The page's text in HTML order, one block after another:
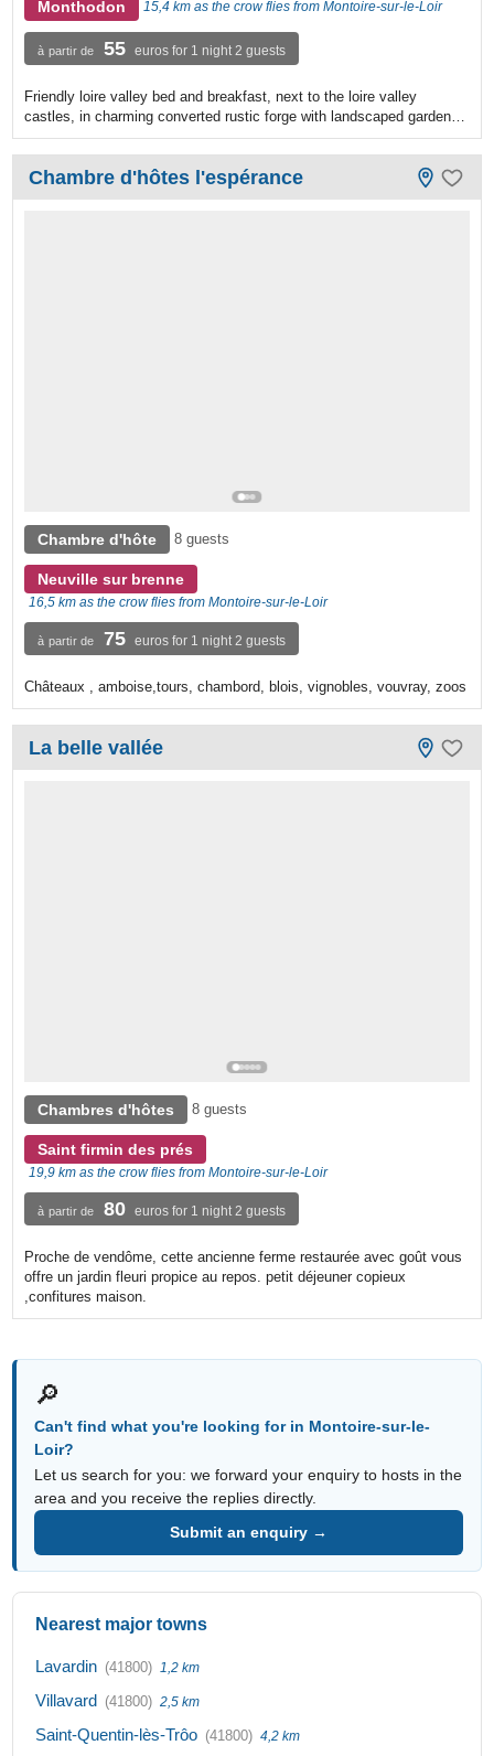
Monthodon 15,4 km as the crow flies from Montoire-sur-le-Loir
à partir de 55 euros for 1 night 2 guests
Friendly loire valley bed and breakfast, next to the loire valley
castles, in charming converted rustic forge with landscaped garden…
Chambre d'hôtes l'espérance
Chambre d'hôte 8 guests
Neuville sur brenne
16,5 km as the crow flies from Montoire-sur-le-Loir
à partir de 75 euros for 1 night 2 guests
Châteaux , amboise,tours, chambord, blois, vignobles, vouvray, zoos
La belle vallée
Chambres d'hôtes 8 guests
Saint firmin des prés
19,9 km as the crow flies from Montoire-sur-le-Loir
à partir de 80 euros for 1 night 2 guests
Proche de vendôme, cette ancienne ferme restaurée avec goût vous
offre un jardin fleuri propice au repos. petit déjeuner copieux
,confitures maison.
🔎
Can't find what you're looking for in Montoire-sur-le-
Loir?
Let us search for you: we forward your enquiry to hosts in the
area and you receive the replies directly.
Submit an enquiry →
Nearest major towns
Lavardin (41800) 1,2 km
Villavard (41800) 2,5 km
Saint-Quentin-lès-Trôo (41800) 4,2 km